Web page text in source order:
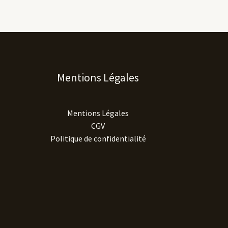
Mentions Légales
Mentions Légales
CGV
Politique de confidentialité